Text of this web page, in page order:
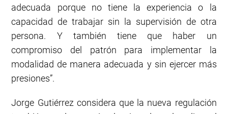
adecuada porque no tiene la experiencia o la
capacidad de trabajar sin la supervisión de otra
persona. Y también tiene que haber un
compromiso del patrón para implementar la
modalidad de manera adecuada y sin ejercer más
presiones”.
Jorge Gutiérrez considera que la nueva regulación